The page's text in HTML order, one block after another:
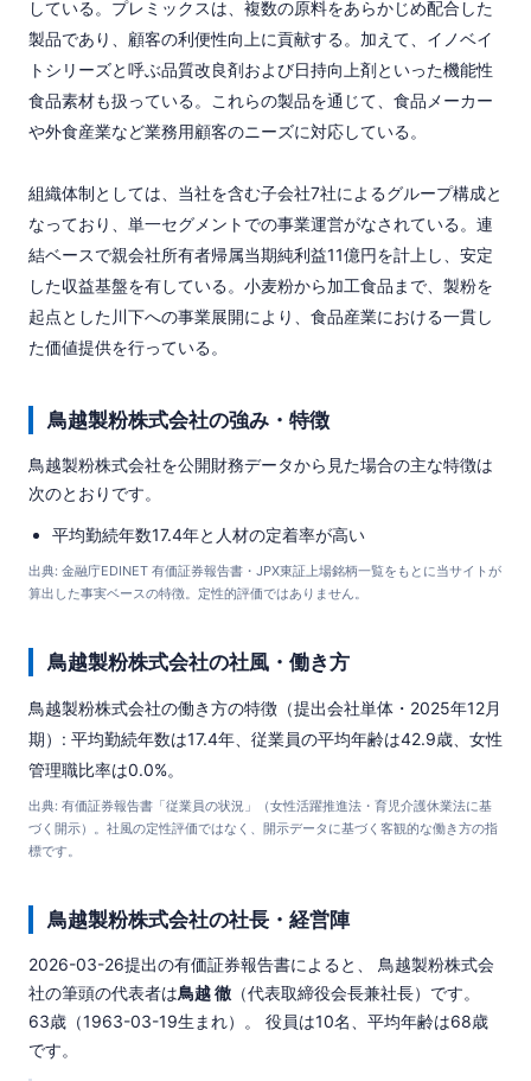
している。プレミックスは、複数の原料をあらかじめ配合した
製品であり、顧客の利便性向上に貢献する。加えて、イノベイ
トシリーズと呼ぶ品質改良剤および日持向上剤といった機能性
食品素材も扱っている。これらの製品を通じて、食品メーカー
や外食産業など業務用顧客のニーズに対応している。
組織体制としては、当社を含む子会社7社によるグループ構成と
なっており、単一セグメントでの事業運営がなされている。連
結ベースで親会社所有者帰属当期純利益11億円を計上し、安定
した収益基盤を有している。小麦粉から加工食品まで、製粉を
起点とした川下への事業展開により、食品産業における一貫し
た価値提供を行っている。
鳥越製粉株式会社の強み・特徴
鳥越製粉株式会社を公開財務データから見た場合の主な特徴は
次のとおりです。
平均勤続年数17.4年と人材の定着率が高い
出典: 金融庁EDINET 有価証券報告書・JPX東証上場銘柄一覧をもとに当サイトが
算出した事実ベースの特徴。定性的評価ではありません。
鳥越製粉株式会社の社風・働き方
鳥越製粉株式会社の働き方の特徴（提出会社単体・2025年12月
期）: 平均勤続年数は17.4年、従業員の平均年齢は42.9歳、女性
管理職比率は0.0%。
出典: 有価証券報告書「従業員の状況」（女性活躍推進法・育児介護休業法に基
づく開示）。社風の定性評価ではなく、開示データに基づく客観的な働き方の指
標です。
鳥越製粉株式会社の社長・経営陣
2026-03-26提出の有価証券報告書によると、 鳥越製粉株式会
社の筆頭の代表者は鳥越 徹 （代表取締役会長兼社長）です。
63歳（1963-03-19生まれ）。 役員は10名、平均年齢は68歳
です。